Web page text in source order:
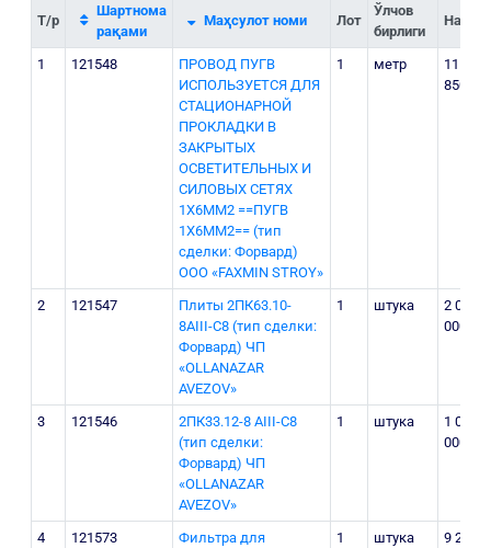
Т/р
Шартнома
рақами
Маҳсулот номи Лот
Ўлчов
бирлиги
Нархи
1 121548
ПРОВОД ПУГВ
ИСПОЛЬЗУЕТСЯ ДЛЯ
СТАЦИОНАРНОЙ
ПРОКЛАДКИ В
ЗАКРЫТЫХ
ОСВЕТИТЕЛЬНЫХ И
СИЛОВЫХ СЕТЯХ
1Х6ММ2 ==ПУГВ
1Х6ММ2== (тип
сделки: Форвард)
OOO «FAXMIN STROY»
1 метр
11
850
2 121547
Плиты 2ПК63.10-
8АIII-С8 (тип сделки:
Форвард) ЧП
«OLLANAZAR
AVEZOV»
1 штука
2 050
000
3 121546
2ПК33.12-8 AIII-С8
(тип сделки:
Форвард) ЧП
«OLLANAZAR
AVEZOV»
1 штука
1 000
000
4 121573
Фильтра для
1 штука
9 200